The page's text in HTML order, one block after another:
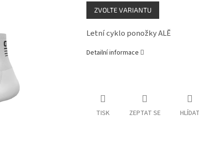
cena:
ZVOLTE VARIANTU
Letní cyklo ponožky ALĚ
Detailní informace
TISK ZEPTAT SE HLÍDAT